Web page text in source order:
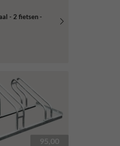
- 2 fietsen -
95,00